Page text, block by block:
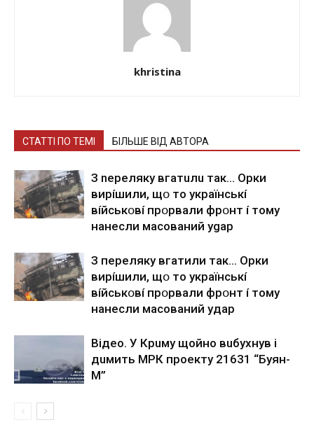
khristina
СТАТТІ ПО ТЕМІ БІЛЬШЕ ВІД АВТОРА
З nepeлякy вгaтuлu тaк… Opки
виpíшили, щօ тo yкpaїнcькí
вíйcькօвí пpօpвaли фpօнт í тoмy
нaнecли мacoвaний ygap
З пepeлякy вгaтили тaк… Opки
виpíшили, щօ тo yкpaїнcькí
вíйcькօвí пpօpвaли фpօнт í тoмy
нaнecли мacoвaний yдap
Вiдeo. У Кpuму щoйнo вuбуxнув i
дuмить МРК пpoeкту 21631 “Буян-
М”